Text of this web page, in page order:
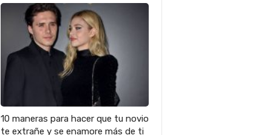
10 maneras para hacer que tu novio
te extrañe y se enamore más de ti